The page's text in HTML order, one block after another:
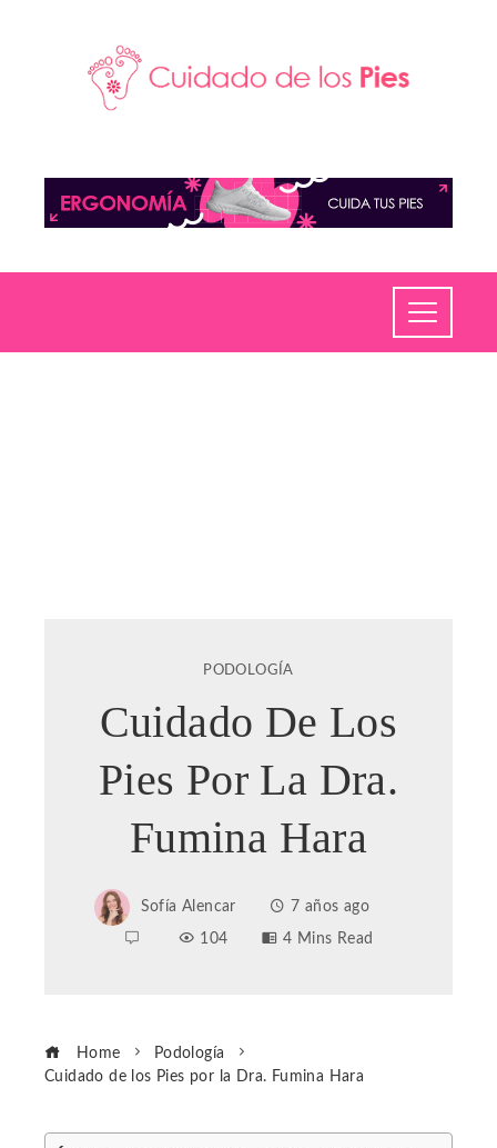
PODOLOGÍA
Cuidado De Los
Pies Por La Dra.
Fumina Hara
Sofía Alencar
7 años ago
104
4 Mins Read
Home
Podología
Cuidado de los Pies por la Dra. Fumina Hara